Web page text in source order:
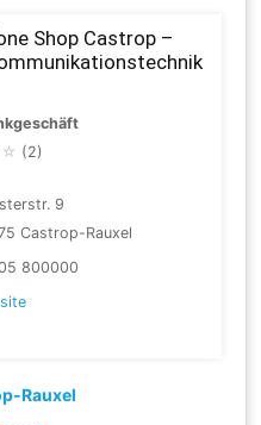
Shop Castrop –
☆ (2)
9
Castrop-Rauxel
800000
Rauxel